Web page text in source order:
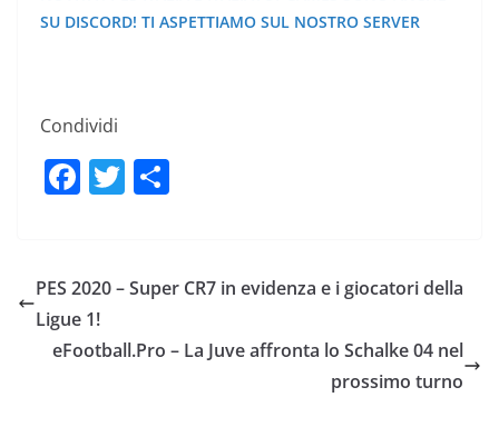
SU DISCORD! TI ASPETTIAMO SUL NOSTRO SERVER
Condividi
F
e
b
o
T
er di
di
PES 2020 – Super CR7 in evidenza e i giocatori della
Ligue 1!
eFootball.Pro – La Juve affronta lo Schalke 04 nel
prossimo turno